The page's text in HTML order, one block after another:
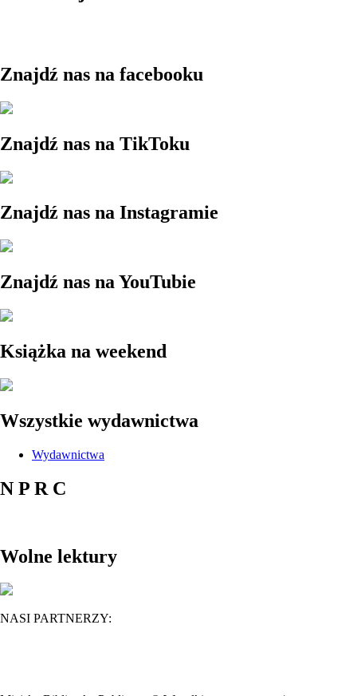
Znajdź nas na facebooku
Znajdź nas na TikToku
Znajdź nas na Instagramie
Znajdź nas na YouTubie
Książka na weekend
Wszystkie wydawnictwa
Wydawnictwa
N P R C
Wolne lektury
NASI PARTNERZY: